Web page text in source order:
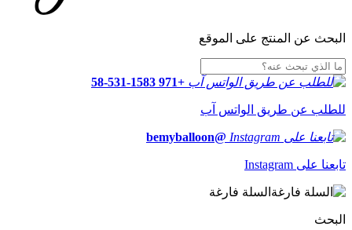
البحث عن المنتج على الموقع
+971 58-531-1583
للطلب عن طريق الواتس آب
@bemyballoon
تابعنا على Instagram
السلة فارغة
البحث